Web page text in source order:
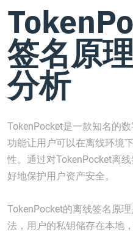
签名原
分析
TokenPocket是一款知名的
功能让用户可以在离线环境
性。通过对TokenPocket离
好地保护用户资产安全。
TokenPocket的离线签名原
法，用户的私钥储存在本地